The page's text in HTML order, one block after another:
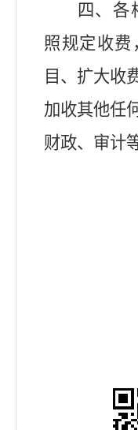
四、各
照规定收费
目、扩大收
加收其他任
财政、审计